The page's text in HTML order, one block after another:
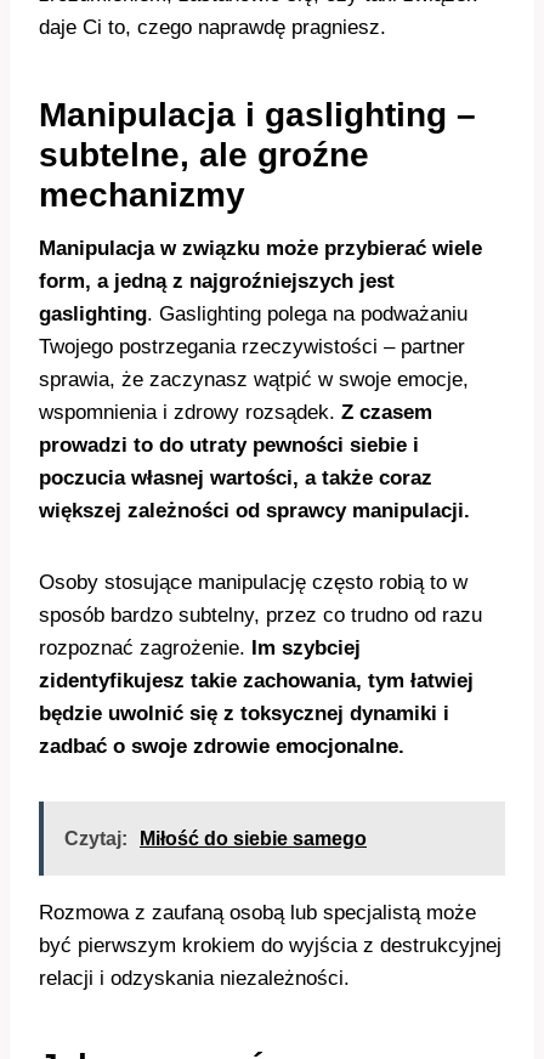
daje Ci to, czego naprawdę pragniesz.
Manipulacja i gaslighting –
subtelne, ale groźne
mechanizmy
Manipulacja w związku może przybierać wiele
form, a jedną z najgroźniejszych jest
gaslighting. Gaslighting polega na podważaniu
Twojego postrzegania rzeczywistości – partner
sprawia, że zaczynasz wątpić w swoje emocje,
wspomnienia i zdrowy rozsądek. Z czasem
prowadzi to do utraty pewności siebie i
poczucia własnej wartości, a także coraz
większej zależności od sprawcy manipulacji.
Osoby stosujące manipulację często robią to w
sposób bardzo subtelny, przez co trudno od razu
rozpoznać zagrożenie. Im szybciej
zidentyfikujesz takie zachowania, tym łatwiej
będzie uwolnić się z toksycznej dynamiki i
zadbać o swoje zdrowie emocjonalne.
Czytaj: Miłość do siebie samego
Rozmowa z zaufaną osobą lub specjalistą może
być pierwszym krokiem do wyjścia z destrukcyjnej
relacji i odzyskania niezależności.